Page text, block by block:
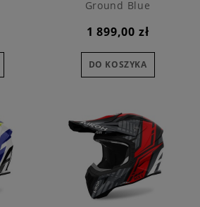
Ground Blue
1 899,00 zł
DO KOSZYKA